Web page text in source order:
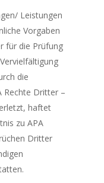
Leistungen
Vorgaben
für die Prüfung
die
Rechte Dritter –
haftet
zu APA
Dritter